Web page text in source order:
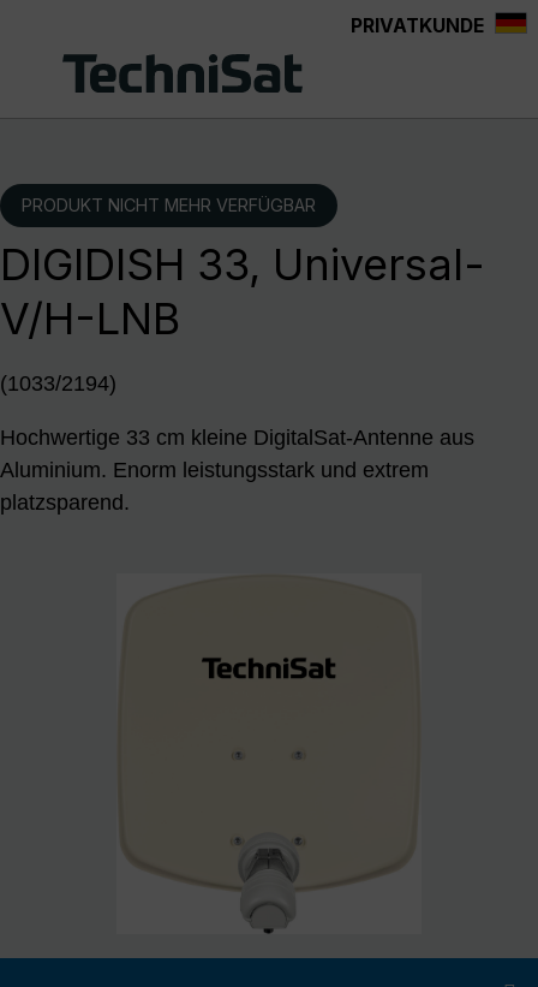
PRIVATKUNDE
PRODUKT NICHT MEHR VERFÜGBAR
DIGIDISH 33, Universal-
V/H-LNB
(1033/2194)
Hochwertige 33 cm kleine DigitalSat-Antenne aus
Aluminium. Enorm leistungsstark und extrem
platzsparend.